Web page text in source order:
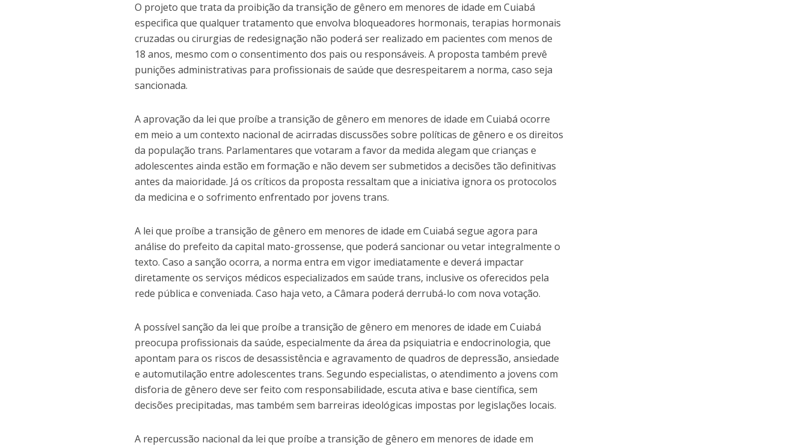
O projeto que trata da proibição da transição de gênero em menores de idade em Cuiabá
especifica que qualquer tratamento que envolva bloqueadores hormonais, terapias hormonais
cruzadas ou cirurgias de redesignação não poderá ser realizado em pacientes com menos de
18 anos, mesmo com o consentimento dos pais ou responsáveis. A proposta também prevê
punições administrativas para profissionais de saúde que desrespeitarem a norma, caso seja
sancionada.
A aprovação da lei que proíbe a transição de gênero em menores de idade em Cuiabá ocorre
em meio a um contexto nacional de acirradas discussões sobre políticas de gênero e os direitos
da população trans. Parlamentares que votaram a favor da medida alegam que crianças e
adolescentes ainda estão em formação e não devem ser submetidos a decisões tão definitivas
antes da maioridade. Já os críticos da proposta ressaltam que a iniciativa ignora os protocolos
da medicina e o sofrimento enfrentado por jovens trans.
A lei que proíbe a transição de gênero em menores de idade em Cuiabá segue agora para
análise do prefeito da capital mato-grossense, que poderá sancionar ou vetar integralmente o
texto. Caso a sanção ocorra, a norma entra em vigor imediatamente e deverá impactar
diretamente os serviços médicos especializados em saúde trans, inclusive os oferecidos pela
rede pública e conveniada. Caso haja veto, a Câmara poderá derrubá-lo com nova votação.
A possível sanção da lei que proíbe a transição de gênero em menores de idade em Cuiabá
preocupa profissionais da saúde, especialmente da área da psiquiatria e endocrinologia, que
apontam para os riscos de desassistência e agravamento de quadros de depressão, ansiedade
e automutilação entre adolescentes trans. Segundo especialistas, o atendimento a jovens com
disforia de gênero deve ser feito com responsabilidade, escuta ativa e base científica, sem
decisões precipitadas, mas também sem barreiras ideológicas impostas por legislações locais.
A repercussão nacional da lei que proíbe a transição de gênero em menores de idade em